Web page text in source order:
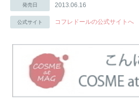
発売日 2013.06.16
公式サイト コフレドールの公式サイトへ